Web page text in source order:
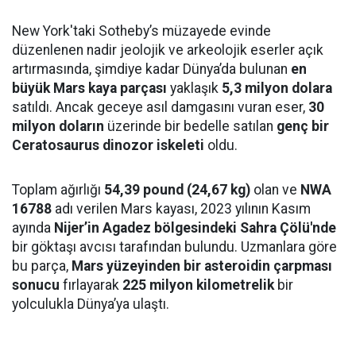
New York'taki Sotheby’s müzayede evinde
düzenlenen nadir jeolojik ve arkeolojik eserler açık
artırmasında, şimdiye kadar Dünya’da bulunan en
büyük Mars kaya parçası yaklaşık 5,3 milyon dolara
satıldı. Ancak geceye asıl damgasını vuran eser, 30
milyon doların üzerinde bir bedelle satılan genç bir
Ceratosaurus dinozor iskeleti oldu.
Toplam ağırlığı 54,39 pound (24,67 kg) olan ve NWA
16788 adı verilen Mars kayası, 2023 yılının Kasım
ayında Nijer’in Agadez bölgesindeki Sahra Çölü'nde
bir göktaşı avcısı tarafından bulundu. Uzmanlara göre
bu parça, Mars yüzeyinden bir asteroidin çarpması
sonucu fırlayarak 225 milyon kilometrelikbir
yolculukla Dünya’ya ulaştı.